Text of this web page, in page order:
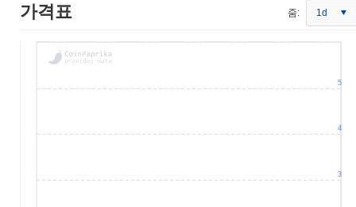
가격표 줌: 1d
3
4
5